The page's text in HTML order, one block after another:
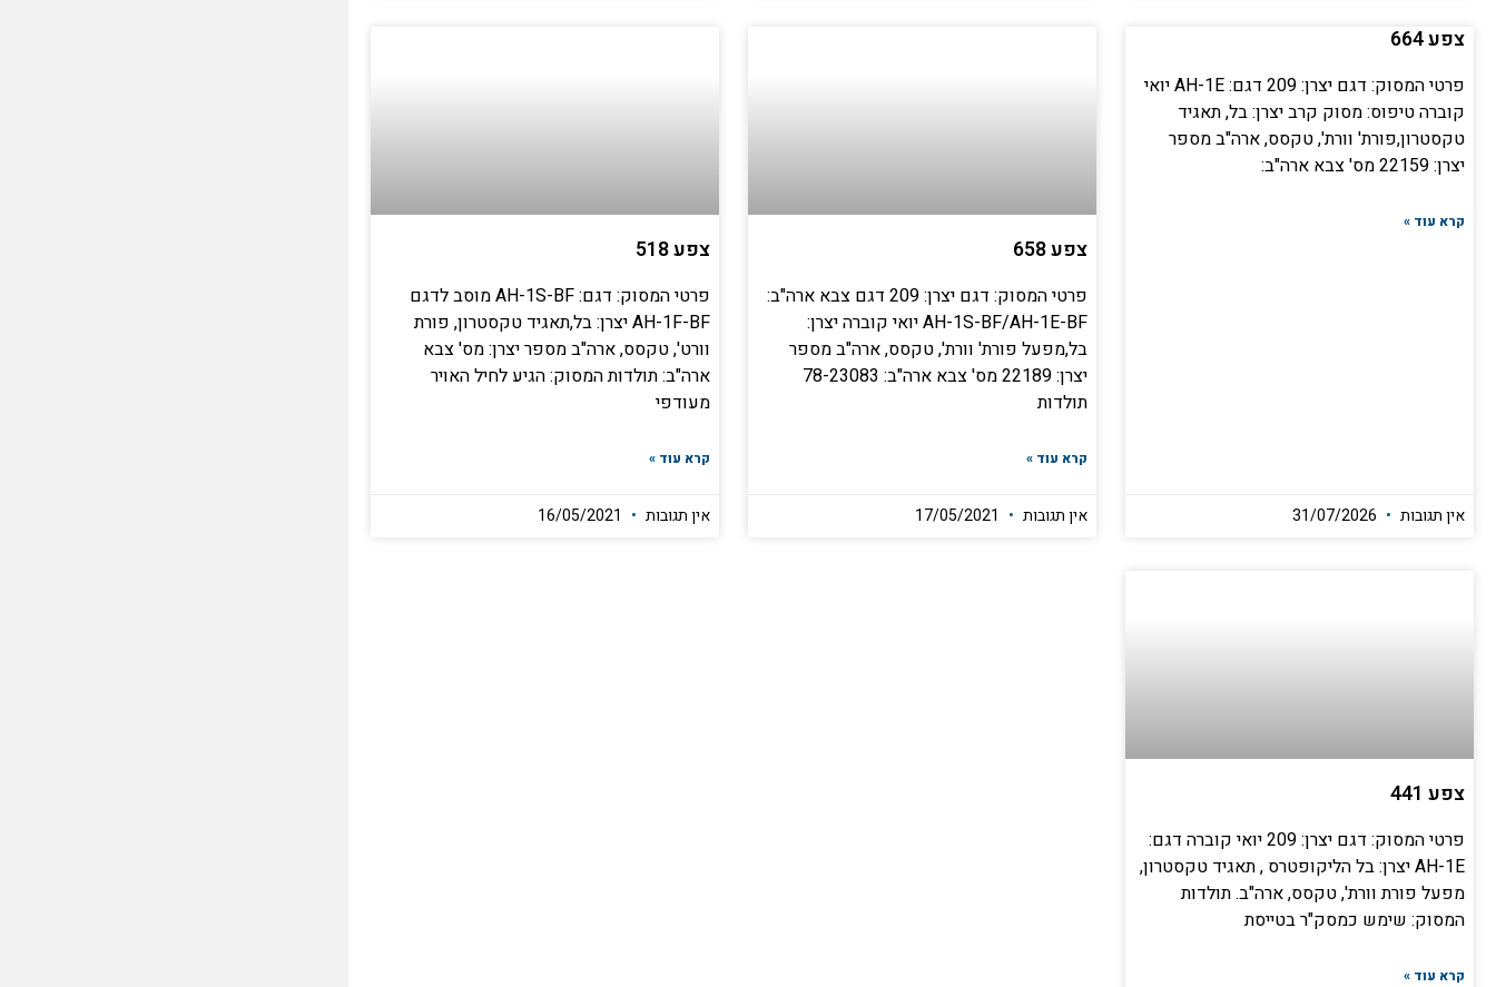
צפע 664
פרטי המסוק: דגם יצרן: 209 דגם: AH-1E יואי
קוברה טיפוס: מסוק קרב יצרן: בל, תאגיד
טקסטרון,פורת' וורת', טקסס, ארה"ב מספר
יצרן: 22159 מס' צבא ארה"ב:
קרא עוד »
אין תגובות
צפע 658
פרטי המסוק: דגם יצרן: 209 דגם צבא ארה"ב:
AH-1S-BF/AH-1E-BF יואי קוברה יצרן:
בל,מפעל פורת' וורת', טקסס, ארה"ב מספר
יצרן: 22189 מס' צבא ארה"ב: 78-23083
תולדות
קרא עוד »
אין תגובות
צפע 518
פרטי המסוק: דגם: AH-1S-BF מוסב לדגם
AH-1F-BF יצרן: בל,תאגיד טקסטרון, פורת
וורט', טקסס, ארה"ב מספר יצרן: מס' צבא
ארה"ב: תולדות המסוק: הגיע לחיל האויר
מעודפי
קרא עוד »
אין תגובות
צפע 441
פרטי המסוק: דגם יצרן: 209 יואי קוברה דגם:
AH-1E יצרן: בל הליקופטרס , תאגיד טקסטרון,
מפעל פורת וורת', טקסס, ארה"ב. תולדות
המסוק: שימש כמסק"ר בטייסת
קרא עוד »